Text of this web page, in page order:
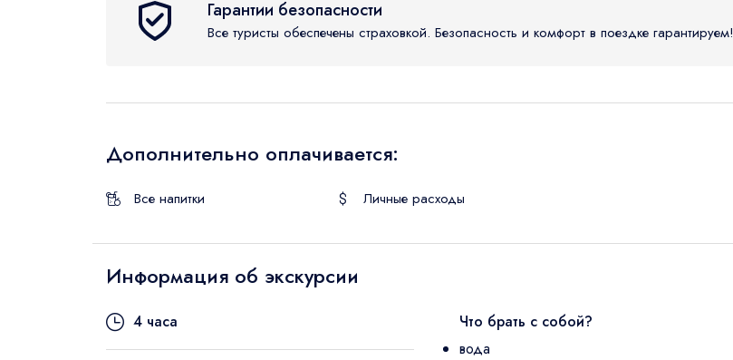
Гарантии безопасности
Все туристы обеспечены страховкой. Безопасность и комфорт в поездке гарантируем!
Дополнительно оплачивается:
Все напитки Личные расходы
Информация об экскурсии
4 часа
Что брать с собой?
вода